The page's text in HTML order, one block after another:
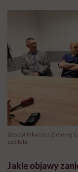
Zespół lekarzy z Zielonej
szpitala
Jakie objawy